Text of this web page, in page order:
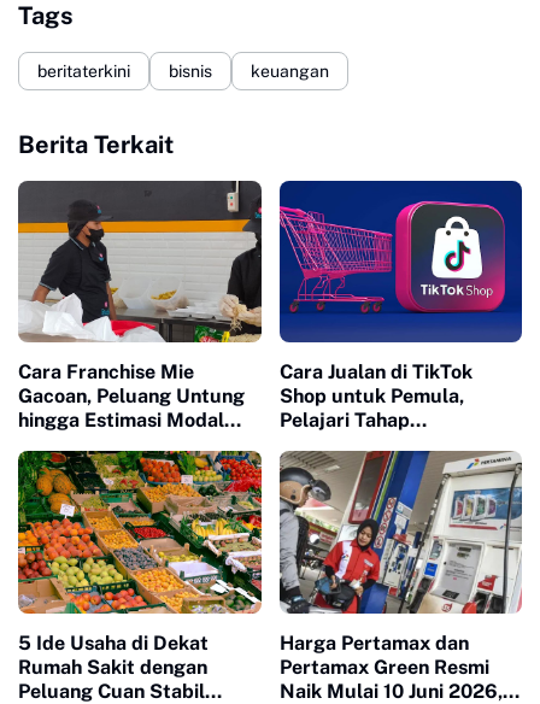
Tags
beritaterkini bisnis keuangan
Berita Terkait
Cara Franchise Mie
Gacoan, Peluang Untung
hingga Estimasi Modal
Cara Jualan di TikTok
Shop untuk Pemula,
Pelajari Tahap
Verifikasi Akun
5 Ide Usaha di Dekat
Rumah Sakit dengan
Peluang Cuan Stabil
Harga Pertamax dan
Pertamax Green Resmi
Naik Mulai 10 Juni 2026,